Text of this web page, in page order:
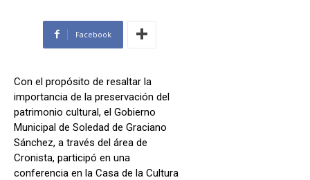
Facebook
Con el propósito de resaltar la
importancia de la preservación del
patrimonio cultural, el Gobierno
Municipal de Soledad de Graciano
Sánchez, a través del área de
Cronista, participó en una
conferencia en la Casa de la Cultura